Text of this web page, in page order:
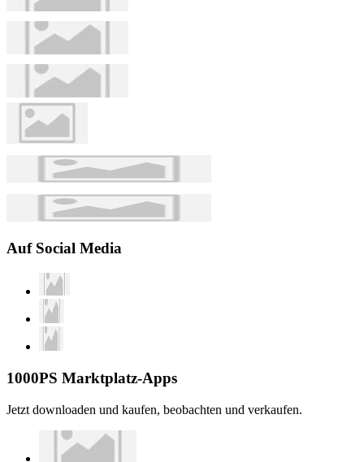
Auf Social Media
1000PS Marktplatz-Apps
Jetzt downloaden und kaufen, beobachten und verkaufen.